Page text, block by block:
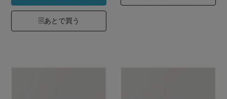
あとで買う